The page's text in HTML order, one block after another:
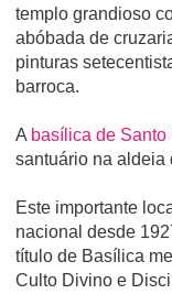
templo grandioso
abóbada de
pinturas
barroca.
A basí­lica de
santuário na aldeia
Este importante
nacional desde
tí­tulo de Basí­lica
Culto Divino e